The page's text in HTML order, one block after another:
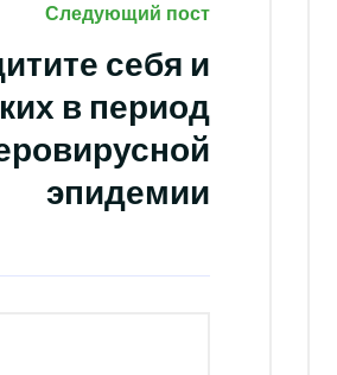
Следующий пост
себя и
в период
эпидемии